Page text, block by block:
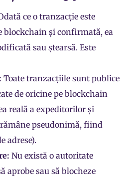
ce o tranzacție este
blockchain și confirmată, ea
sau ștearsă. Este
Toate tranzacțiile sunt publice
de oricine pe blockchain
reală a expeditorilor și
pseudonimă, fiind
adrese).
Nu există o autoritate
aprobe sau să blocheze